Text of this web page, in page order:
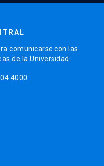
comunicarse con las
de la Universidad.
4000